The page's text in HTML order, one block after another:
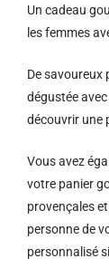
Un cadeau
les femmes
De savoureux
dégustée
découvrir une
Vous avez
votre panier
provençales
personne de
personnalisé